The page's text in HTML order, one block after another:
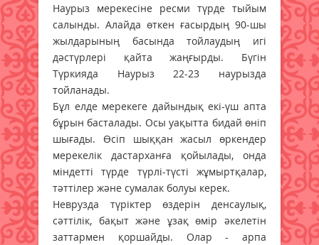
Наурыз мерекесіне ресми түрде тыйым
салынды. Алайда өткен ғасырдың 90-шы
жылдарының басында тойлаудың игі
дәстүрлері қайта жаңғырды. Бүгін
Түркияда Наурыз 22-23 наурызда
тойланады.
Бұл елде мерекеге дайындық екі-үш апта
бұрын басталады. Осы уақытта бидай өніп
шығады. Өсіп шыққан жасыл өркендер
мерекелік дастарханға қойылады, онда
міндетті түрде түрлі-түсті жұмыртқалар,
тәттілер және сумалак болуы керек.
Неврузда түріктер өздерін денсаулық,
сәттілік, бақыт және ұзақ өмір әкелетін
заттармен қоршайды. Олар - арпа